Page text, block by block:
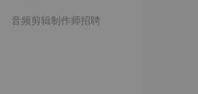
音频剪辑制作师招聘